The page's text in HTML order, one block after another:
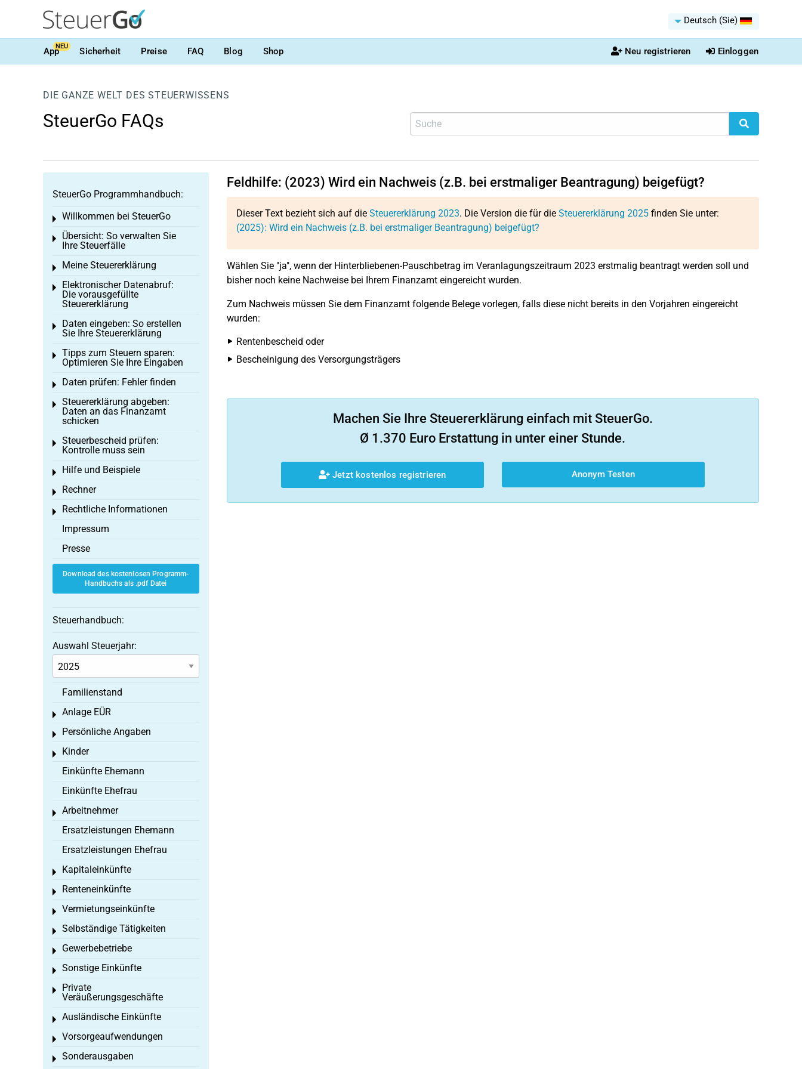
Deutsch (Sie)
AppNEU Sicherheit Preise FAQ Blog Shop Neu registrieren Einloggen
DIE GANZE WELT DES STEUERWISSENS
SteuerGo FAQs
Feldhilfe: (2023) Wird ein Nachweis (z.B. bei erstmaliger Beantragung) beigefügt?
Dieser Text bezieht sich auf die Steuererklärung 2023. Die Version die für die Steuererklärung 2025finden Sie unter:
(2025): Wird ein Nachweis (z.B. bei erstmaliger Beantragung) beigefügt?
Wählen Sie "ja", wenn der Hinterbliebenen-Pauschbetrag im Veranlagungszeitraum 2023 erstmalig beantragt werden soll und
bisher noch keine Nachweise bei Ihrem Finanzamt eingereicht wurden.
Zum Nachweis müssen Sie dem Finanzamt folgende Belege vorlegen, falls diese nicht bereits in den Vorjahren eingereicht
wurden:
Rentenbescheid oder
Bescheinigung des Versorgungsträgers
Machen Sie Ihre Steuererklärung einfach mit SteuerGo.
Ø 1.370 Euro Erstattung in unter einer Stunde.
Jetzt kostenlos registrieren Anonym Testen
SteuerGo Programmhandbuch:
Willkommen bei SteuerGo
Toggle menu
Übersicht: So verwalten Sie
Ihre Steuerfälle
Toggle menu
Meine Steuererklärung
Toggle menu
Elektronischer Datenabruf:
Die vorausgefüllte
Steuererklärung
Toggle menu
Daten eingeben: So erstellen
Sie Ihre Steuererklärung
Toggle menu
Tipps zum Steuern sparen:
Optimieren Sie Ihre Eingaben
Toggle menu
Daten prüfen: Fehler finden
Toggle menu
Steuererklärung abgeben:
Daten an das Finanzamt
schicken
Toggle menu
Steuerbescheid prüfen:
Kontrolle muss sein
Toggle menu
Hilfe und Beispiele
Toggle menu
Rechner
Toggle menu
Rechtliche Informationen
Toggle menu
Impressum
Presse
Download des kostenlosen Programm-
Handbuchs als .pdf Datei
Steuerhandbuch:
Auswahl Steuerjahr:
Familienstand
Anlage EÜR
Toggle menu
Persönliche Angaben
Toggle menu
Kinder
Toggle menu
Einkünfte Ehemann
Einkünfte Ehefrau
Arbeitnehmer
Toggle menu
Ersatzleistungen Ehemann
Ersatzleistungen Ehefrau
Kapitaleinkünfte
Toggle menu
Renteneinkünfte
Toggle menu
Vermietungseinkünfte
Toggle menu
Selbständige Tätigkeiten
Toggle menu
Gewerbebetriebe
Toggle menu
Sonstige Einkünfte
Toggle menu
Private
Veräußerungsgeschäfte
Toggle menu
Ausländische Einkünfte
Toggle menu
Vorsorgeaufwendungen
Toggle menu
Sonderausgaben
Toggle menu